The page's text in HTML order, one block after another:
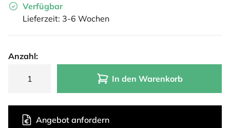
Verfügbar
Lieferzeit: 3-6 Wochen
Anzahl:
In den Warenkorb
Angebot anfordern